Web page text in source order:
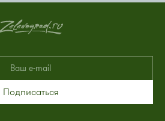
Подписаться